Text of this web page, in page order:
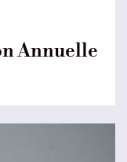
Annuelle